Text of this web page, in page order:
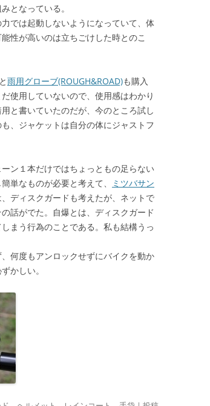
となっている。
では起動しないようになっていて、体
性が高いのは立ちごけした時とのこ
と雨用グローブ(ROUGH&ROAD)も購入
使用していないので、使用感はわかり
と書いていたのだが、今のところ試し
、ジャケットは自分の体にジャストフ
ン１本だけではちょっともの足らない
単なものが必要と考えて、
ミツバサン
ディスクガードも考えたが、ネットで
話がでた。自爆とは、ディスクガード
まう行為のことである。私も結構うっ
何度もアンロックせずにバイクを動か
かしい。